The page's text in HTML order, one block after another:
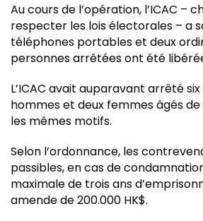
Au cours de l’opération, l’ICAC –
respecter les lois électorales – a
téléphones portables et deux
personnes arrêtées ont été
L’ICAC avait auparavant arrêté
hommes et deux femmes âgés de
les mêmes motifs.
Selon l’ordonnance, les
passibles, en cas de
maximale de trois ans
amende de 200.000 HK$.